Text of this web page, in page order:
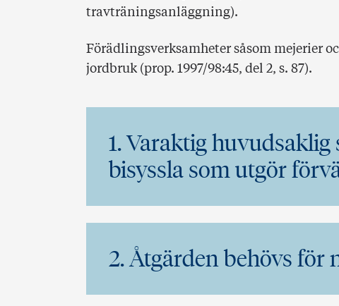
travträningsanläggning).
Förädlingsverksamheter såsom mejerier
jordbruk (prop. 1997/98:45, del 2, s. 87).
1. Varaktig
bisyssla som utgör
2. Åtgärden behövs för